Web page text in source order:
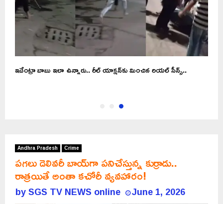
ఇదేంట్రా బాబు ఇలా ఉన్నారు.. రీల్ యాక్షన్‎కు మించిన రియల్ సీన్స్..
Andhra Pradesh Crime
పగలు డెలివరీ బాయ్‌గా పనిచేస్తున్న కుర్రాడు..
రాత్రయితే అంతా కచోరీ వ్యవహారం!
bySGS TV NEWS online June 1, 2026